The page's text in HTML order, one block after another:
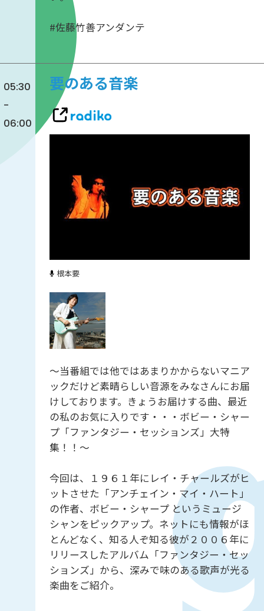
#佐藤竹善アンダンテ
05:30
-
06:00
要のある音楽
根本要
～当番組では他ではあまりかからないマニア
ックだけど素晴らしい音源をみなさんにお届
けしております。きょうお届けする曲、最近
の私のお気に入りです・・・ボビー・シャー
プ「ファンタジー・セッションズ」大特
集！！～
今回は、１９６１年にレイ・チャールズがヒ
ットさせた「アンチェイン・マイ・ハート」
の作者、ボビー・シャープ というミュージ
シャンをピックアップ。ネットにも情報がほ
とんどなく、知る人ぞ知る彼が２００６年に
リリースしたアルバム「ファンタジー・セッ
ションズ」から、深みで味のある歌声が光る
楽曲をご紹介。